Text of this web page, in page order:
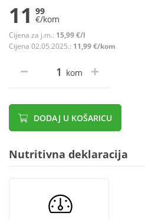
11 99
€/kom
Cijena za j.m.: 15,99 €/l
Cijena 02.05.2025.: 11,99 €/kom
kom
DODAJ U KOŠARICU
Nutritivna deklaracija